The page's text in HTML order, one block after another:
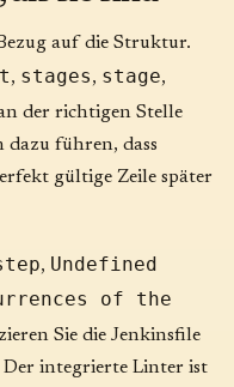
auf die Struktur.
, stages, stage,
der richtigen Stelle
dazu führen, dass
gültige Zeile später
, Undefined
of the
Sie die Jenkinsfile
integrierte Linter ist